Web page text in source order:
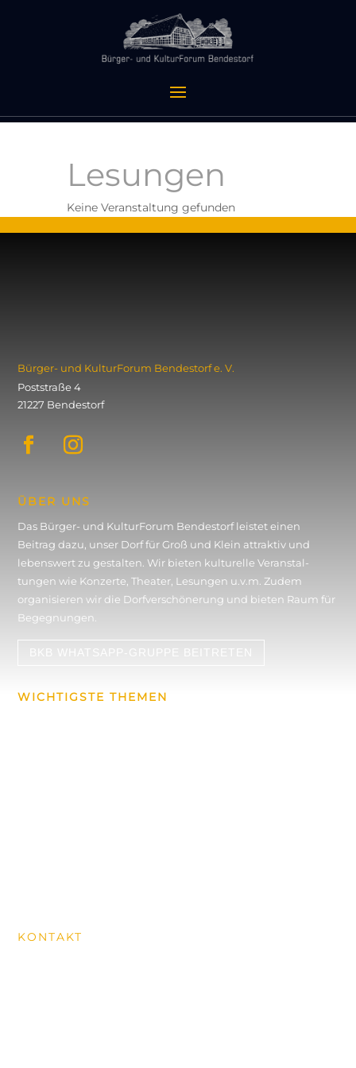
Lesungen
Keine Veranstaltung gefunden
Bürger- und KulturForum ­Bendestorf e. V.
Poststraße 4
21227 Bendestorf
ÜBER UNS
Das Bürger- und KulturForum Bendestorf leistet einen
Beitrag dazu, unser Dorf für Groß und Klein attraktiv und
lebenswert zu gestalten. Wir bieten kulturelle Veran­stal­
tungen wie Konzerte, Theater, Lesungen u.v.m. Zudem
organisieren wir die Dorf­verschönerung und bieten Raum für
Begegnungen.
BKB WHATSAPP-GRUPPE BEITRETEN
WICHTIGSTE THEMEN
KONTAKT